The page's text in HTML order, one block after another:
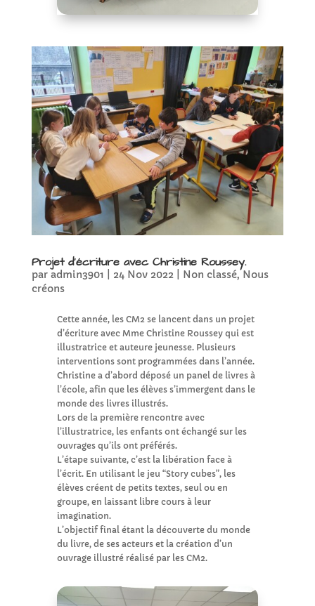
Projet d’écriture avec Christine Roussey.
par admin3901 24 Nov 2022| Non classé,Nous
créons
Cette année, les CM2 se lancent dans un projet
d’écriture avec Mme Christine Roussey qui est
illustratrice et auteure jeunesse. Plusieurs
interventions sont programmées dans l’année.
Christine a d’abord déposé un panel de livres à
l’école, afin que les élèves s’immergent dans le
monde des livres illustrés.
Lors de la première rencontre avec
l’illustratrice, les enfants ont échangé sur les
ouvrages qu’ils ont préférés.
L’étape suivante, c’est la libération face à
l’écrit. En utilisant le jeu “Story cubes”, les
élèves créent de petits textes, seul ou en
groupe, en laissant libre cours à leur
imagination.
L’objectif final étant la découverte du monde
du livre, de ses acteurs et la création d’un
ouvrage illustré réalisé par les CM2.